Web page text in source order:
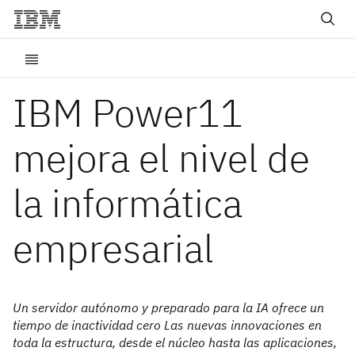
IBM Power11
mejora el nivel de
la informática
empresarial
Un servidor autónomo y preparado para la IA ofrece un
tiempo de inactividad cero Las nuevas innovaciones en
toda la estructura, desde el núcleo hasta las aplicaciones,